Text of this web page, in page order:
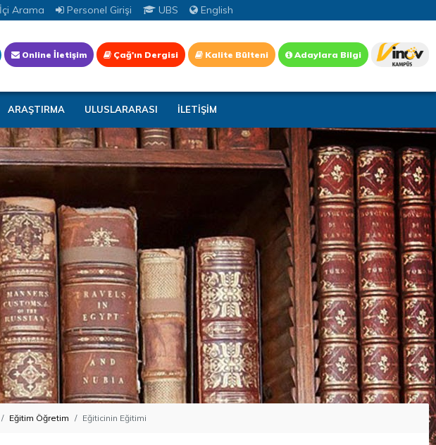
Arama Personel Girişi UBS English
Online İletişim Çağ'ın Dergisi Kalite Bülteni Adaylara Bilgi
ARAŞTIRMA ULUSLARARASI İLETİŞİM
Eğitim Öğretim Eğiticinin Eğitimi